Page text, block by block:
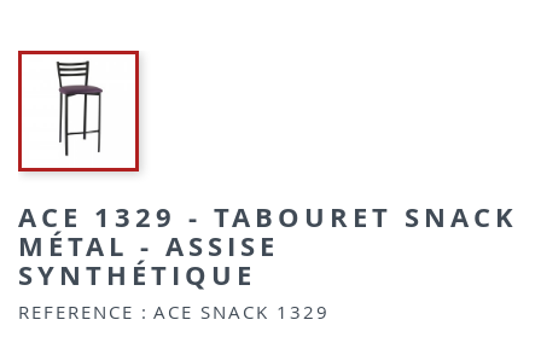
ACE 1329 - TABOURET SNACK
MÉTAL - ASSISE
SYNTHÉTIQUE
REFERENCE : ACE SNACK 1329